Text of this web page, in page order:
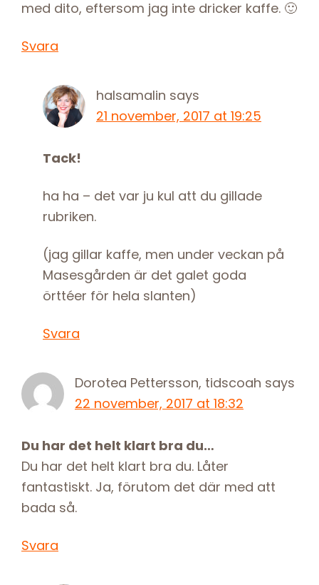
med dito, eftersom jag inte dricker kaffe. 🙂
Svara
halsamalin says
21 november, 2017 at 19:25
Tack!
ha ha – det var ju kul att du gillade
rubriken.
(jag gillar kaffe, men under veckan på
Masesgården är det galet goda
örttéer för hela slanten)
Svara
Dorotea Pettersson, tidscoah says
22 november, 2017 at 18:32
Du har det helt klart bra du…
Du har det helt klart bra du. Låter
fantastiskt. Ja, förutom det där med att
bada så.
Svara